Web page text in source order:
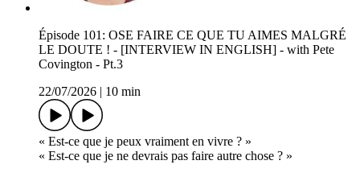
Épisode 101: OSE FAIRE CE QUE TU AIMES MALGRÉ
LE DOUTE ! - [INTERVIEW IN ENGLISH] - with Pete
Covington - Pt.3
22/07/2026
10 min
« Est-ce que je peux vraiment en vivre ? »
« Est-ce que je ne devrais pas faire autre chose ? »